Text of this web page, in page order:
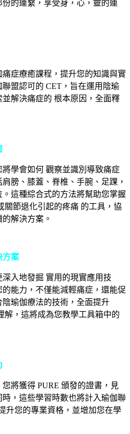
的連繫，享受身，心，靈的連
症療癒課程，提升您的知識與實
盟認可的 CET，旨在運用陰瑜
解決痛症的 根本原因，全面釋
學會如何 觀察並識別導致痛症
膀、膝蓋、脊椎、手腕、足踝，
這種綜合式的方法將幫助您掌握
關節退化引起的疼痛 的工具，協
解決方案。
方案
入地發掘 實用的現實應用技
能力，不僅能減輕痛症，還能促
瑜伽療法的技術，全面提升
解，這將成為您教學工具箱中的
將獲得 PURE 頒發的證書，見
，這些學習時數也將計入瑜伽聯
升您的專業資格，並增加您在學